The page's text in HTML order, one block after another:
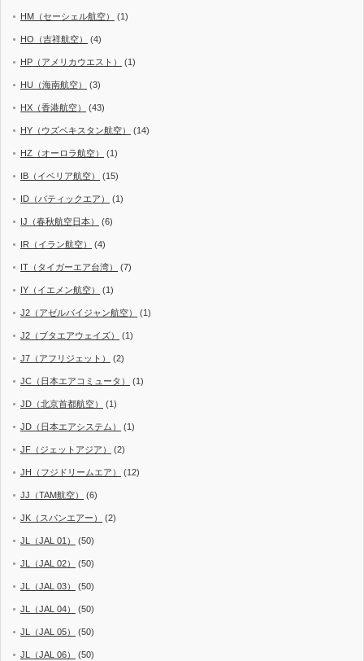
HM（セーシェル航空） (1)
HO（吉祥航空） (4)
HP（アメリカウエスト） (1)
HU（海南航空） (3)
HX（香港航空） (43)
HY（ウズベキスタン航空） (14)
HZ（オーロラ航空） (1)
IB（イベリア航空） (15)
ID（バティックエア） (1)
IJ（春秋航空日本） (6)
IR（イラン航空） (4)
IT（タイガーエア台湾） (7)
IY（イエメン航空） (1)
J2（アゼルバイジャン航空） (1)
J2（ブタエアウェイズ） (1)
J7（アフリジェット） (2)
JC（日本エアコミュータ） (1)
JD（北京首都航空） (1)
JD（日本エアシステム） (1)
JF（ジェットアジア） (2)
JH（フジドリームエア） (12)
JJ（TAM航空） (6)
JK（スパンエアー） (2)
JL（JAL 01） (50)
JL（JAL 02） (50)
JL（JAL 03） (50)
JL（JAL 04） (50)
JL（JAL 05） (50)
JL（JAL 06） (50)